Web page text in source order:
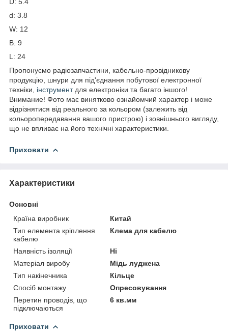
d: 3.8
W: 12
B: 9
L: 24
Пропонуємо радіозапчастини, кабельно-провідникову
продукцію, шнури для під'єднання побутової електронної
техніки, інструментдля електроніки та багато іншого!
Внимание! Фото має винятково ознайомчий характер і може
відрізнятися від реального за кольором (залежить від
кольоропередавання вашого пристрою) і зовнішнього вигляду,
що не впливає на його технічні характеристики.
Приховати
Характеристики
Основні
Країна виробник
Китай
Тип елемента кріплення
кабелю
Клема для кабелю
Наявність ізоляції
Ні
Матеріал виробу
Мідь луджена
Тип накінечника
Кільце
Спосіб монтажу
Опресовування
Перетин проводів, що
підключаються
6 кв.мм
Приховати